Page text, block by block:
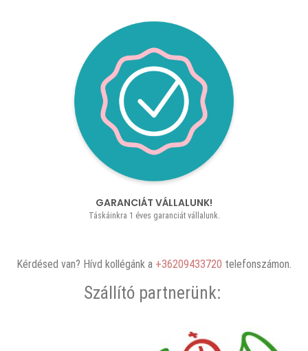
GARANCIÁT VÁLLALUNK!
Táskáinkra 1 éves garanciát vállalunk.
Kérdésed van? Hívd kollégánk a +36209433720 telefonszámon.
Szállító partnerünk: